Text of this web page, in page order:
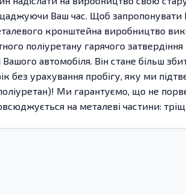
Ваш час. Щоб
кронштейна виробництво
поліуретану гарячого
автомобіля. Він стане більш
без урахування пробігу, яку ми
Ми гарантуємо, що не
на металеві частини: